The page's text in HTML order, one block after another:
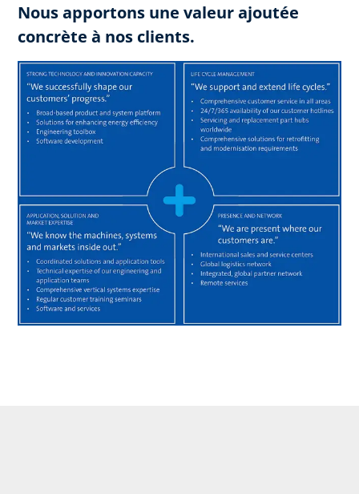
Nous apportons une valeur ajoutée
concrète à nos clients.